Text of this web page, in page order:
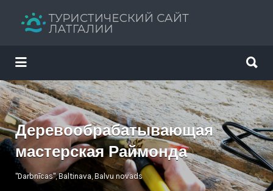
Путеводитель твоего отдыха
Искать:
Деревообрабатывающая
мастерская Раймонда
"Darbnīcas", Baltinava, Balvu novads